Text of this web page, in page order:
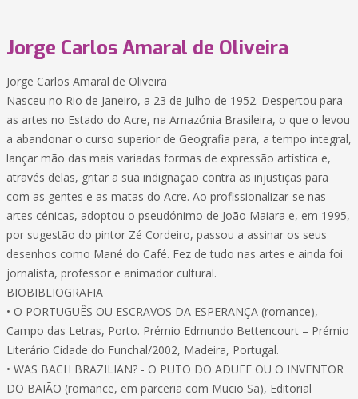
Jorge Carlos Amaral de Oliveira
Jorge Carlos Amaral de Oliveira
Nasceu no Rio de Janeiro, a 23 de Julho de 1952. Despertou para
as artes no Estado do Acre, na Amazónia Brasileira, o que o levou
a abandonar o curso superior de Geografia para, a tempo integral,
lançar mão das mais variadas formas de expressão artística e,
através delas, gritar a sua indignação contra as injustiças para
com as gentes e as matas do Acre. Ao profissionalizar-se nas
artes cénicas, adoptou o pseudónimo de João Maiara e, em 1995,
por sugestão do pintor Zé Cordeiro, passou a assinar os seus
desenhos como Mané do Café. Fez de tudo nas artes e ainda foi
jornalista, professor e animador cultural.
BIOBIBLIOGRAFIA
• O PORTUGUÊS OU ESCRAVOS DA ESPERANÇA (romance),
Campo das Letras, Porto. Prémio Edmundo Bettencourt – Prémio
Literário Cidade do Funchal/2002, Madeira, Portugal.
• WAS BACH BRAZILIAN? - O PUTO DO ADUFE OU O INVENTOR
DO BAIÃO (romance, em parceria com Mucio Sa), Editorial